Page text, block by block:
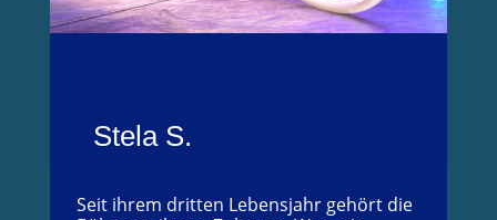
Stela S.
Seit ihrem dritten Lebensjahr gehört die